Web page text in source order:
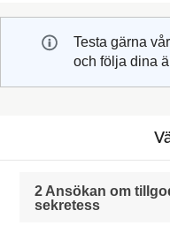
Testa gärna
och följa dina
2 Ansökan om
sekretess